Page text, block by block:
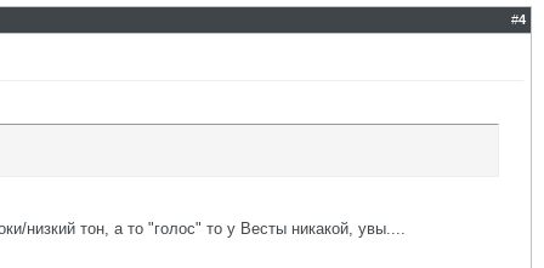
#4
низкий тон, а то "голос" то у Весты никакой, увы....